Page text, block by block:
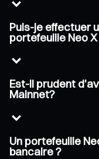
Puis-je effectuer
portefeuille Neo
Est-il prudent
Mainnet?
Un portefeuille
bancaire ?